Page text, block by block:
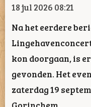
18 jul 2026 08:21
Na het eerdere
kon doorgaan, is
gevonden. Het
zaterdag 19